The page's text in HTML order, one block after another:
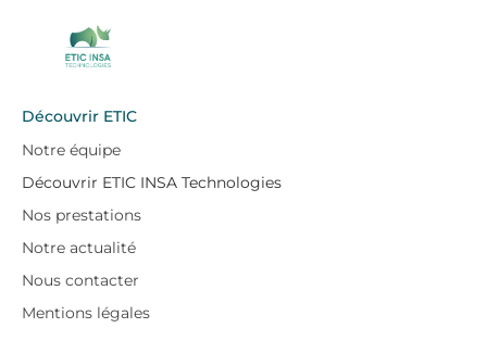
Découvrir ETIC
Notre équipe
Découvrir ETIC INSA Technologies
Nos prestations
Notre actualité
Nous contacter
Mentions légales